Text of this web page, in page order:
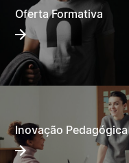
Oferta Formativa
Inovação Pedagógica